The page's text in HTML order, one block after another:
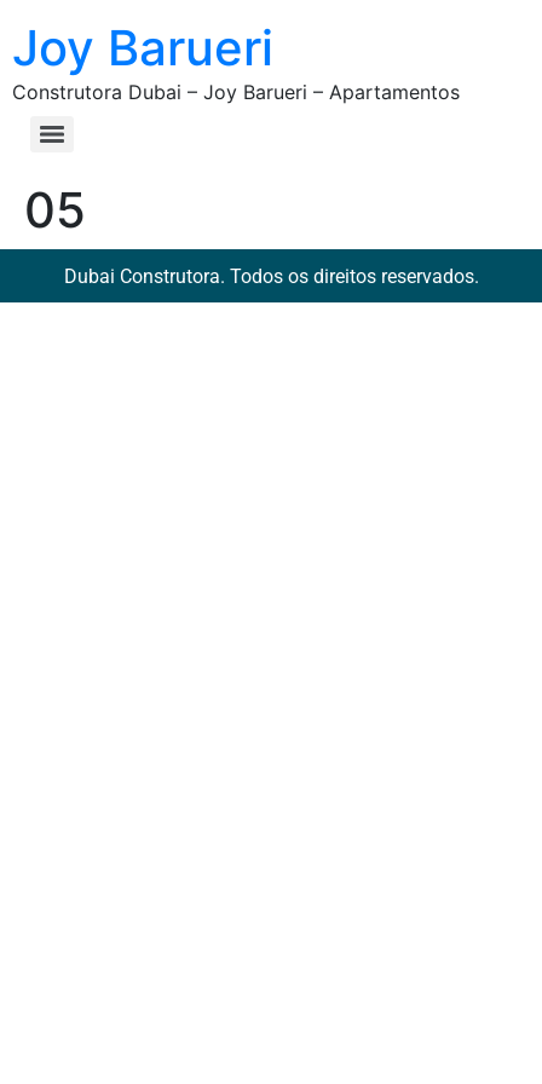
Joy Barueri
Construtora Dubai – Joy Barueri – Apartamentos
05
Dubai Construtora. Todos os direitos reservados.